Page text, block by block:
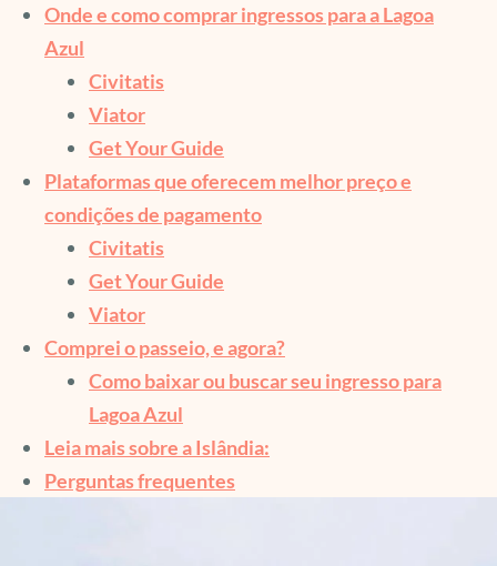
Onde e como comprar ingressos para a Lagoa
Azul
Civitatis
Viator
Get Your Guide
Plataformas que oferecem melhor preço e
condições de pagamento
Civitatis
Get Your Guide
Viator
Comprei o passeio, e agora?
Como baixar ou buscar seu ingresso para
Lagoa Azul
Leia mais sobre a Islândia:
Perguntas frequentes